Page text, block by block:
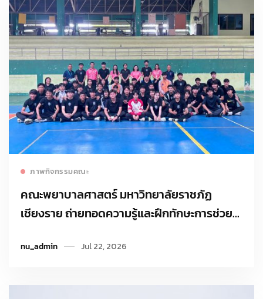
ภาพกิจกรรมคณะ
คณะพยาบาลศาสตร์ มหาวิทยาลัยราชภัฏ
เชียงราย ถ่ายทอดความรู้และฝึกทักษะการช่วย
ครุศาสตร์
nu_admin Jul 22, 2026